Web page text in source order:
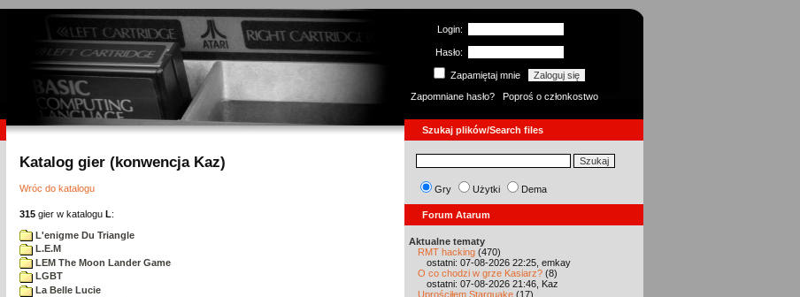
Login:
Hasło:
Zapamiętaj mnie
Zapomniane hasło?
Poproś o członkostwo
Szukaj plików/Search files
Katalog gier (konwencja Kaz)
Wróc do katalogu
315 gier w katalogu L:
L'enigme Du Triangle
L.E.M
LEM The Moon Lander Game
LGBT
La Belle Lucie
Gry Użytki Dema
Forum Atarum
Aktualne tematy
RMT hacking (470)
ostatni: 07-08-2026 22:25, emkay
O co chodzi w grze Kasiarz? (8)
ostatni: 07-08-2026 21:46, Kaz
Uprościłem Starquake (17)